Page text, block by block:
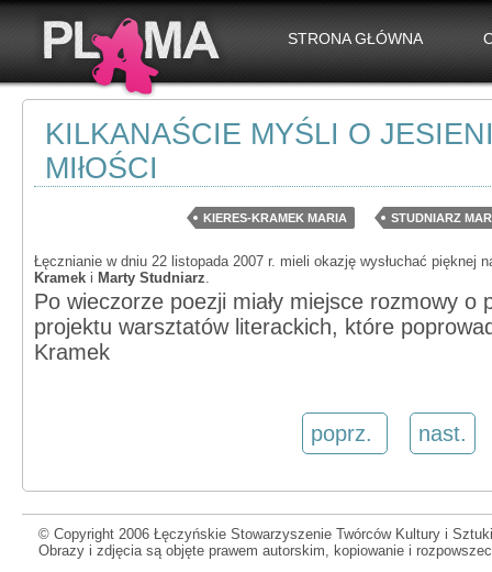
STRONA GŁÓWNA
KILKANAŚCIE MYŚLI O
MIłOŚCI
KIERES-KRAMEK MARIA STUDNIARZ
Łęcznianie w dniu 22 listopada 2007 r. mieli okazję wysłuchać pięknej
Kramek i Marty Studniarz.
Po wieczorze poezji miały miejsce rozmowy o
projektu warsztatów literackich, które
Kramek
poprz. nast.
© Copyright 2006 Łęczyńskie Stowarzyszenie Twórców Kultury i
Obrazy i zdjęcia są objęte prawem autorskim, kopiowanie i